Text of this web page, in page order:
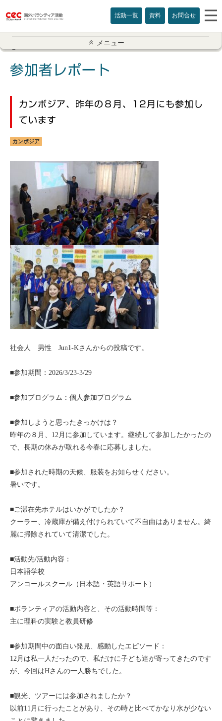
活動一覧 資料 お問合せ
参加者レポート一覧
アメリカ
インド
オーストラリア
カナダ
カンボジア
スリランカ
セブ
タイ
台湾
中国/海南島
マルタ島
ジョグジャ
ハンガリー
ギリシャ
メニュー
参加者レポート
カンボジア、昨年の８月、12月にも参加し
ています
カンボジア
社会人 男性 Jun1-Kさんからの投稿です。
■参加期間：2026/3/23-3/29
■参加プログラム：個人参加プログラム
■参加しようと思ったきっかけは？
昨年の８月、12月に参加しています。継続して参加したかったの
で、長期の休みが取れる今春に応募しました。
■参加された時期の天候、服装をお知らせください。
暑いです。
■ご滞在先ホテルはいかがでしたか？
クーラー、冷蔵庫が備え付けられていて不自由はありません。綺
麗に掃除されていて清潔でした。
■活動先/活動内容：
日本語学校
アンコールスクール（日本語・英語サポート）
■ボランティアの活動内容と、その活動時間等：
主に理科の実験と教員研修
■参加期間中の面白い発見、感動したエピソード：
12月は私一人だったので、私だけに子ども達が寄ってきたのです
が、今回はHさんの一人勝ちでした。
■観光、ツアーには参加されましたか？
以前11月に行ったことがあり、その時と比べてかなり水が少ない